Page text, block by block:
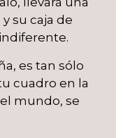
su caja de
es tan sólo
cuadro en la
mundo, se